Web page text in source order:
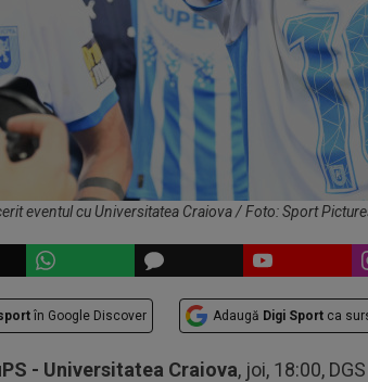
eventul cu Universitatea Craiova / Foto: Sport
în Google Discover Adaugă Digi Sport ca
- Universitatea Craiova, joi, 18:00, DGS